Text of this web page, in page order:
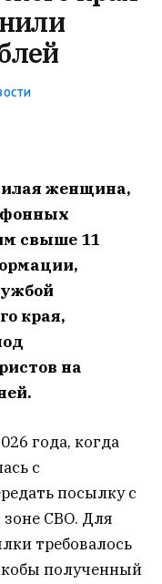
женщина,
свыше 11
края,
на
года, когда
с
посылку с
СВО. Для
требовалось
полученный